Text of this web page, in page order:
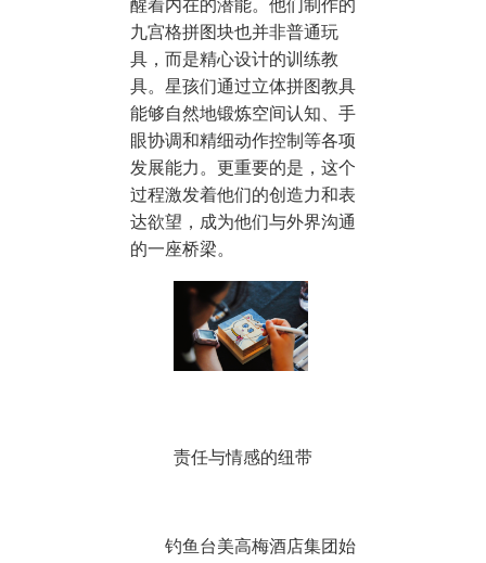
醒着内在的潜能。他们制作的
九宫格拼图块也并非普通玩
具，而是精心设计的训练教
具。星孩们通过立体拼图教具
能够自然地锻炼空间认知、手
眼协调和精细动作控制等各项
发展能力。更重要的是，这个
过程激发着他们的创造力和表
达欲望，成为他们与外界沟通
的一座桥梁。
责任与情感的纽带
钓鱼台美高梅酒店集团始